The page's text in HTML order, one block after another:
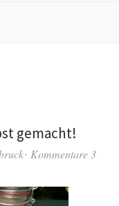
gemacht!
Kommentare 3